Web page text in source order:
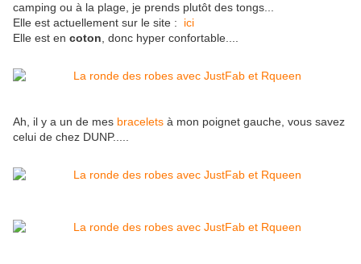
camping ou à la plage, je prends plutôt des tongs...
Elle est actuellement sur le site : ici
Elle est en coton , donc hyper confortable....
Ah, il y a un de mes bracelets à mon poignet gauche, vous savez
celui de chez DUNP.....